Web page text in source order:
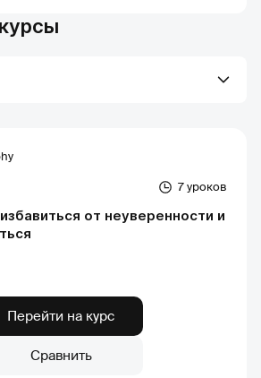
от неуверенности и
7 уроков
Перейти на курс
Сравнить